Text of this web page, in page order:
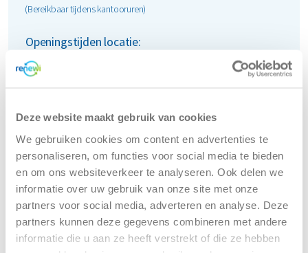
Deze website maakt gebruik van cookies
We gebruiken cookies om content en advertenties te
personaliseren, om functies voor social media te bieden
en om ons websiteverkeer te analyseren. Ook delen we
informatie over uw gebruik van onze site met onze
partners voor social media, adverteren en analyse. Deze
partners kunnen deze gegevens combineren met andere
informatie die u aan ze heeft verstrekt of die ze hebben
(Bereikbaar tijdens kantooruren)
Openingstijden locatie:
maandag
dinsdag
donderdag
08:00 - 17:00
vrijdag
08:00 - 17:00
zaterdag
Gesloten
zondag
Gesloten
Route